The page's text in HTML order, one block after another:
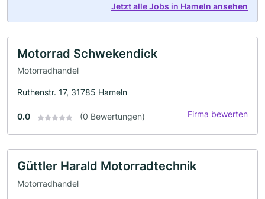
Jetzt alle Jobs in Hameln ansehen
Motorrad Schwekendick
Motorradhandel
Ruthenstr. 17, 31785 Hameln
0.0 (0 Bewertungen) Firma bewerten
Güttler Harald Motorradtechnik
Motorradhandel